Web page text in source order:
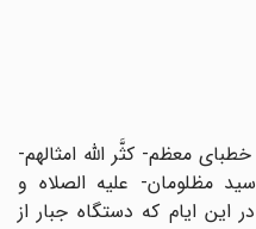
معظم- کثَّر الله امثالهم-
مظلومان- علیه الصلاه و
ایام که دستگاه جبار از